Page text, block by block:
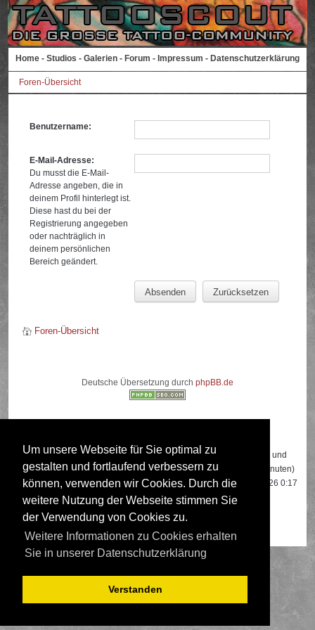
Um unsere Webseite für Sie optimal zu
gestalten und fortlaufend verbessern zu
können, verwenden wir Cookies. Durch die
weitere Nutzung der Webseite stimmen Sie
der Verwendung von Cookies zu.
Weitere Informationen zu Cookies erhalten
Sie in unserer Datenschutzerklärung
Verstanden
Home - Studios - Galerien - Forum - Impressum - Datenschutzerklärung
Foren-Übersicht
Benutzername:
E-Mail-Adresse:
Du musst die E-Mail-
Adresse angeben, die in
deinem Profil hinterlegt ist.
Diese hast du bei der
Registrierung angegeben
oder nachträglich in
deinem persönlichen
Bereich geändert.
Foren-Übersicht
Deutsche Übersetzung durch phpBB.de
Insgesamt sind585Besucher online: 2 registrierte, 0 unsichtbare und
583 Gäste (basierend auf den aktiven Besuchern der letzten 5 Minuten)
Der Besucherrekord liegt bei22108Besuchern, die am 13.04.2026 0:17
gleichzeitig online waren.
Google [Bot]